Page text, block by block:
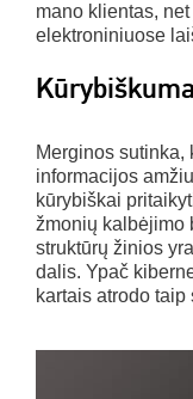
mano klientas,
elektroniniuose
Merginos
informacijos
kūrybiškai
žmonių kalbėjimo
struktūrų žinios
dalis. Ypač
kartais atrodo taip